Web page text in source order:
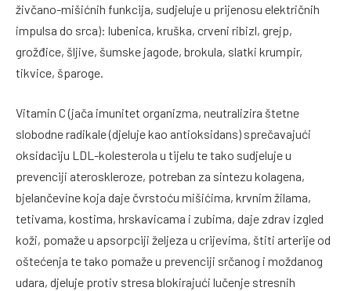
živčano-mišićnih funkcija, sudjeluje u prijenosu električnih
impulsa do srca): lubenica, kruška, crveni ribizl, grejp,
grožđice, šljive, šumske jagode, brokula, slatki krumpir,
tikvice, šparoge.
Vitamin C (jača imunitet organizma, neutralizira štetne
slobodne radikale (djeluje kao antioksidans) sprečavajući
oksidaciju LDL-kolesterola u tijelu te tako sudjeluje u
prevenciji ateroskleroze, potreban za sintezu kolagena,
bjelančevine koja daje čvrstoću mišićima, krvnim žilama,
tetivama, kostima, hrskavicama i zubima, daje zdrav izgled
koži, pomaže u apsorpciji željeza u crijevima, štiti arterije od
oštećenja te tako pomaže u prevenciji srčanog i moždanog
udara, djeluje protiv stresa blokirajući lučenje stresnih